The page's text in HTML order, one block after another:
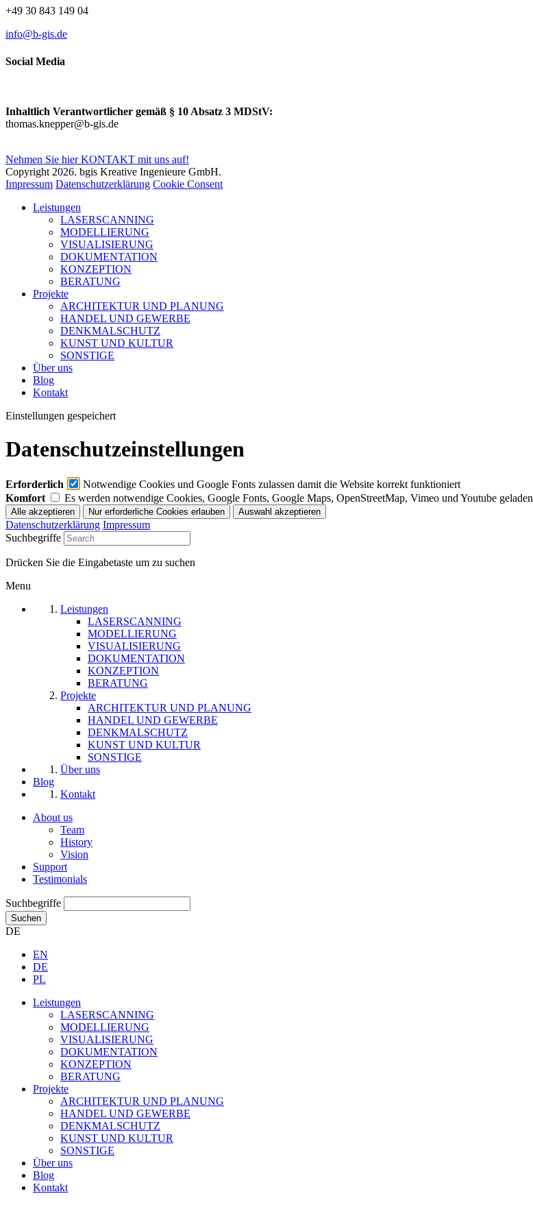
+49 30 843 149 04
info@b-gis.de
Social Media
Inhaltlich Verantwortlicher gemäß § 10 Absatz 3 MDStV:
thomas.knepper@b-gis.de
Nehmen Sie hier KONTAKT mit uns auf!
Copyright 2026. bgis Kreative Ingenieure GmbH.
Impressum Datenschutzerklärung Cookie Consent
Leistungen
LASERSCANNING
MODELLIERUNG
VISUALISIERUNG
DOKUMENTATION
KONZEPTION
BERATUNG
Projekte
ARCHITEKTUR UND PLANUNG
HANDEL UND GEWERBE
DENKMALSCHUTZ
KUNST UND KULTUR
SONSTIGE
Über uns
Blog
Kontakt
Einstellungen gespeichert
Datenschutzeinstellungen
Erforderlich
Notwendige Cookies und Google Fonts zulassen damit die Website korrekt funktioniert
Komfort
Es werden notwendige Cookies, Google Fonts, Google Maps, OpenStreetMap, Vimeo und Youtube geladen
Datenschutzerklärung Impressum
Suchbegriffe
Drücken Sie die Eingabetaste um zu suchen
Menu
Leistungen
LASERSCANNING
MODELLIERUNG
VISUALISIERUNG
DOKUMENTATION
KONZEPTION
BERATUNG
Projekte
ARCHITEKTUR UND PLANUNG
HANDEL UND GEWERBE
DENKMALSCHUTZ
KUNST UND KULTUR
SONSTIGE
Über uns
Blog
Kontakt
About us
Team
History
Vision
Support
Testimonials
Suchbegriffe
Suchen
DE
EN
DE
PL
Leistungen
LASERSCANNING
MODELLIERUNG
VISUALISIERUNG
DOKUMENTATION
KONZEPTION
BERATUNG
Projekte
ARCHITEKTUR UND PLANUNG
HANDEL UND GEWERBE
DENKMALSCHUTZ
KUNST UND KULTUR
SONSTIGE
Über uns
Blog
Kontakt